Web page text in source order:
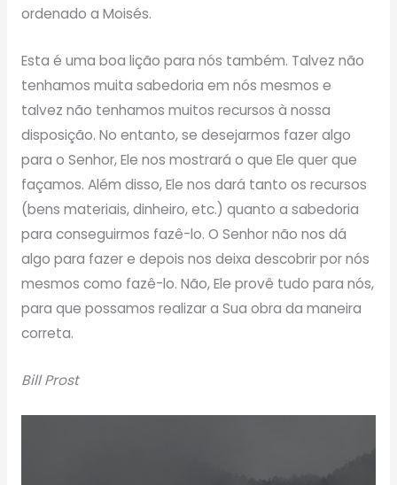
ordenado a Moisés.
Esta é uma boa lição para nós também. Talvez não
tenhamos muita sabedoria em nós mesmos e
talvez não tenhamos muitos recursos à nossa
disposição. No entanto, se desejarmos fazer algo
para o Senhor, Ele nos mostrará o que Ele quer que
façamos. Além disso, Ele nos dará tanto os recursos
(bens materiais, dinheiro, etc.) quanto a sabedoria
para conseguirmos fazê-lo. O Senhor não nos dá
algo para fazer e depois nos deixa descobrir por nós
mesmos como fazê-lo. Não, Ele provê tudo para nós,
para que possamos realizar a Sua obra da maneira
correta.
Bill Prost